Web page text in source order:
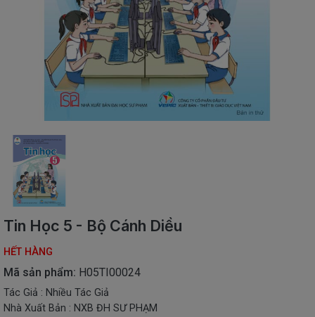
THIẾU
SÁCH
TIẾNG
NGOẠI
NGỮ
VPP
-
ĐỒ
DÙNG
SINH
QUÀ
TẶNG
ĐỒ
CHƠI
Tin Học 5 - Bộ Cánh Diều
HẾT HÀNG
Mã sản phẩm: H05TI00024
Tác Giả : Nhiều Tác Giả
Nhà Xuất Bản : NXB ĐH SƯ PHẠM